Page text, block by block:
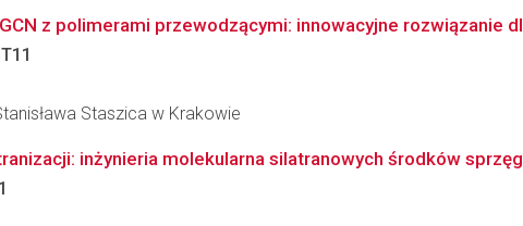
z polimerami przewodzącymi: innowacyjne rozwiązanie
Staszica w Krakowie
inżynieria molekularna silatranowych środków